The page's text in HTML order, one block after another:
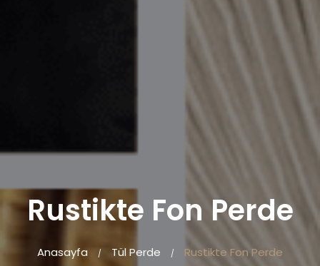
Rustikte Fon Perde
Anasayfa / Tül Perde / Rustikte Fon Perde